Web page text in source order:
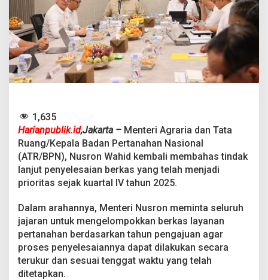
k
a
s
L
a
P
e
r
t
a
n
h
a
n
,
M
e
1,635
Harianpublik.id,Jakarta – Menteri Agraria dan Tata
Ruang/Kepala Badan Pertanahan Nasional
(ATR/BPN), Nusron Wahid kembali membahas tindak
lanjut penyelesaian berkas yang telah menjadi
prioritas sejak kuartal IV tahun 2025.
Dalam arahannya, Menteri Nusron meminta seluruh
jajaran untuk mengelompokkan berkas layanan
pertanahan berdasarkan tahun pengajuan agar
proses penyelesaiannya dapat dilakukan secara
terukur dan sesuai tenggat waktu yang telah
ditetapkan.